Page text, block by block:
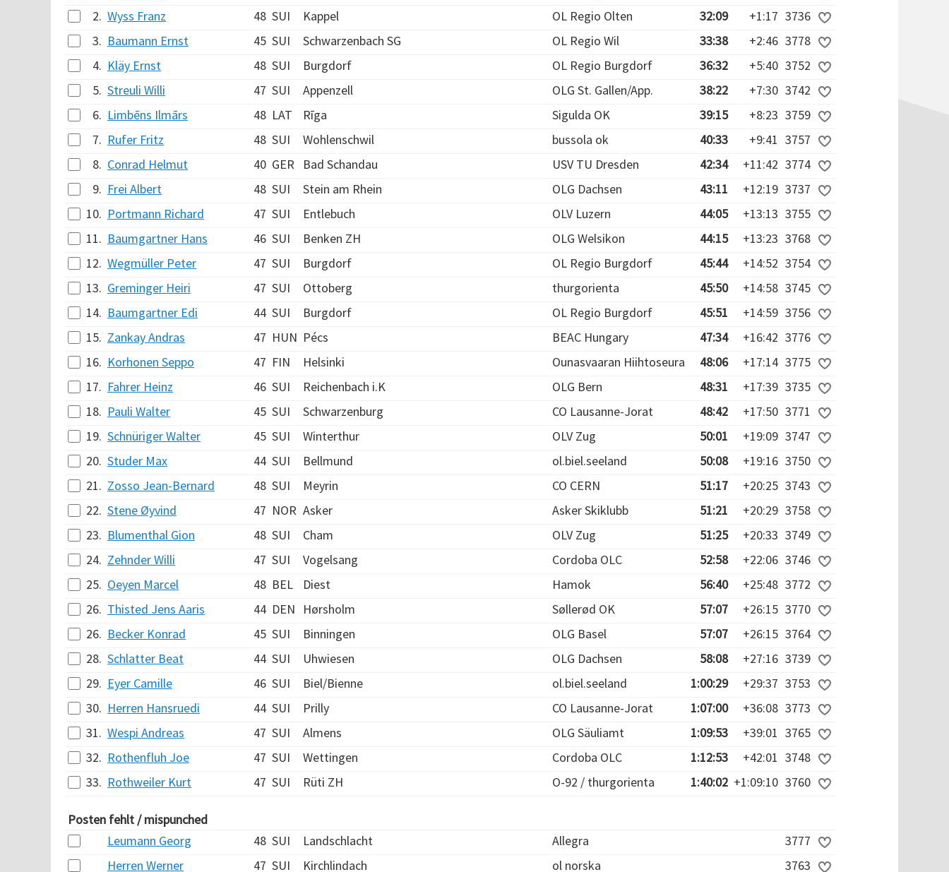
2. Wyss Franz 48 SUI Kappel OL Regio Olten 32:09 +1:17 3736
3. Baumann Ernst 45 SUI Schwarzenbach SG OL Regio Wil 33:38 +2:46 3778
4. Kläy Ernst 48 SUI Burgdorf OL Regio Burgdorf 36:32 +5:40 3752
5. Streuli Willi 47 SUI Appenzell OLG St. Gallen/App. 38:22 +7:30 3742
6. Limbēns Ilmārs 48 LAT Rīga Sigulda OK 39:15 +8:23 3759
7. Rufer Fritz 48 SUI Wohlenschwil bussola ok 40:33 +9:41 3757
8. Conrad Helmut 40 GER Bad Schandau USV TU Dresden 42:34 +11:42 3774
9. Frei Albert 48 SUI Stein am Rhein OLG Dachsen 43:11 +12:19 3737
10. Portmann Richard 47 SUI Entlebuch OLV Luzern 44:05 +13:13 3755
11. Baumgartner Hans 46 SUI Benken ZH OLG Welsikon 44:15 +13:23 3768
12. Wegmüller Peter 47 SUI Burgdorf OL Regio Burgdorf 45:44 +14:52 3754
13. Greminger Heiri 47 SUI Ottoberg thurgorienta 45:50 +14:58 3745
14. Baumgartner Edi 44 SUI Burgdorf OL Regio Burgdorf 45:51 +14:59 3756
15. Zankay Andras 47 HUN Pécs BEAC Hungary 47:34 +16:42 3776
16. Korhonen Seppo 47 FIN Helsinki Ounasvaaran Hiihtoseura 48:06 +17:14 3775
17. Fahrer Heinz 46 SUI Reichenbach i.K OLG Bern 48:31 +17:39 3735
18. Pauli Walter 45 SUI Schwarzenburg CO Lausanne-Jorat 48:42 +17:50 3771
19. Schnüriger Walter 45 SUI Winterthur OLV Zug 50:01 +19:09 3747
20. Studer Max 44 SUI Bellmund ol.biel.seeland 50:08 +19:16 3750
21. Zosso Jean-Bernard 48 SUI Meyrin CO CERN 51:17 +20:25 3743
22. Stene Øyvind 47 NOR Asker Asker Skiklubb 51:21 +20:29 3758
23. Blumenthal Gion 48 SUI Cham OLV Zug 51:25 +20:33 3749
24. Zehnder Willi 47 SUI Vogelsang Cordoba OLC 52:58 +22:06 3746
25. Oeyen Marcel 48 BEL Diest Hamok 56:40 +25:48 3772
26. Thisted Jens Aaris 44 DEN Hørsholm Søllerød OK 57:07 +26:15 3770
26. Becker Konrad 45 SUI Binningen OLG Basel 57:07 +26:15 3764
28. Schlatter Beat 44 SUI Uhwiesen OLG Dachsen 58:08 +27:16 3739
29. Eyer Camille 46 SUI Biel/Bienne ol.biel.seeland 1:00:29 +29:37 3753
30. Herren Hansruedi 44 SUI Prilly CO Lausanne-Jorat 1:07:00 +36:08 3773
31. Wespi Andreas 47 SUI Almens OLG Säuliamt 1:09:53 +39:01 3765
32. Rothenfluh Joe 47 SUI Wettingen Cordoba OLC 1:12:53 +42:01 3748
33. Rothweiler Kurt 47 SUI Rüti ZH O-92 / thurgorienta 1:40:02 +1:09:10 3760
Posten fehlt / mispunched
Leumann Georg
48 SUI Landschlacht Allegra
3777
Herren Werner
47 SUI Kirchlindach ol norska 3763